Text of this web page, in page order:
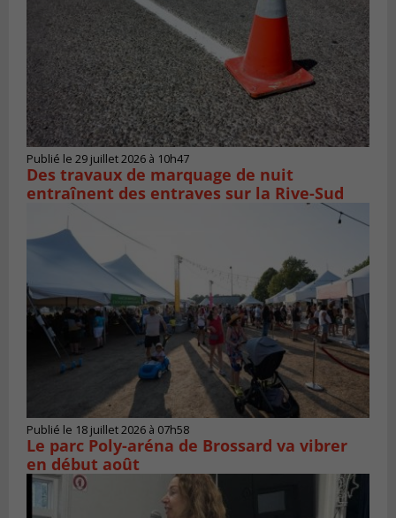
Publié le 29 juillet 2026 à 10h47
Des travaux de marquage de nuit
entraînent des entraves sur la Rive-Sud
Publié le 18 juillet 2026 à 07h58
Le parc Poly-aréna de Brossard va vibrer
en début août